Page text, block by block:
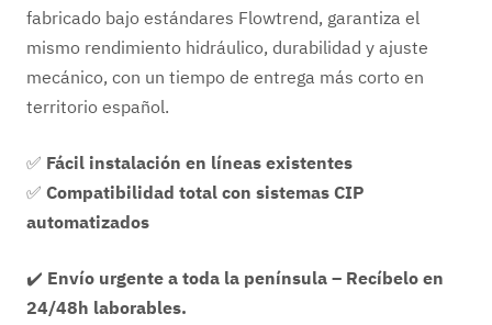
fabricado bajo estándares Flowtrend, garantiza el
mismo rendimiento hidráulico, durabilidad y ajuste
mecánico, con un tiempo de entrega más corto en
territorio español.
✅ Fácil instalación en líneas existentes
✅ Compatibilidad total con sistemas CIP
automatizados
✔️ Envío urgente a toda la península – Recíbelo en
24/48h laborables.